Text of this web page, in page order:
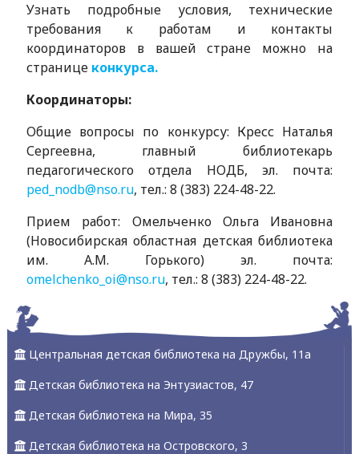
Узнать подробные условия, технические
требования к работам и контакты
координаторов в вашей стране можно на
странице конкурса.
Координаторы:
Общие вопросы по конкурсу: Кресс Наталья
Сергеевна, главный библиотекарь
педагогического отдела НОДБ, эл. почта:
ped_nodb@nso.ru, тел.: 8 (383) 224-48-22.
Прием работ: Омельченко Ольга Ивановна
(Новосибирская областная детская библиотека
им. А.М. Горького) эл. почта:
omelchenko_oi@nso.ru, тел.: 8 (383) 224-48-22.
Центральная детская библиотека на Дружбы, 11а
Детская библиотека на Энтузиастов, 47
Детская библиотека на Мира, 35
Детская библиотека на Островского, 3